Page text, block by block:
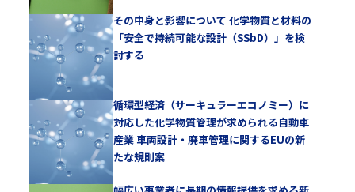
その中身と影響について 化学物質と材料の
「安全で持続可能な設計（SSbD）」を検
討する
循環型経済（サーキュラーエコノミー）に
対応した化学物質管理が求められる自動車
産業 車両設計・廃車管理に関するEUの新
たな規則案